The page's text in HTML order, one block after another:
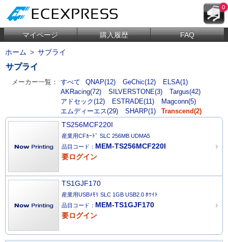
0
マイページ 購入履歴 FAQ
ホーム > サプライ
サプライ
メーカー一覧： すべて QNAP(12) GeChic(12)
ELSA(1)
AKRacing(72)
SILVERSTONE(3)
Targus(42)
アドセック(12)
ESTRADE(11)
Magconn(5)
エムディーエス(29)
SHARP(1) Transcend(2)
TS256MCF220I
産業用CFｶｰﾄﾞ SLC 256MB UDMA5
品目コード： MEM-TS256MCF220I
要ログイン
TS1GJF170
産業用USBﾒﾓﾘ SLC 1GB USB2.0 ﾎﾜｲﾄ
品目コード： MEM-TS1GJF170
要ログイン